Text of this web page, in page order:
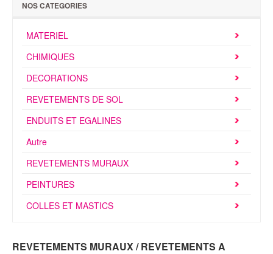
Actualités
Dépôts
Contact
NOS CATEGORIES
MATERIEL
CHIMIQUES
DECORATIONS
REVETEMENTS DE SOL
ENDUITS ET EGALINES
Autre
REVETEMENTS MURAUX
PEINTURES
COLLES ET MASTICS
REVETEMENTS MURAUX / REVETEMENTS A